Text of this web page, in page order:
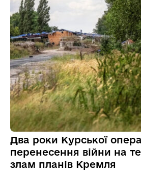
Два роки Курської
перенесення війни на
злам планів Кремля